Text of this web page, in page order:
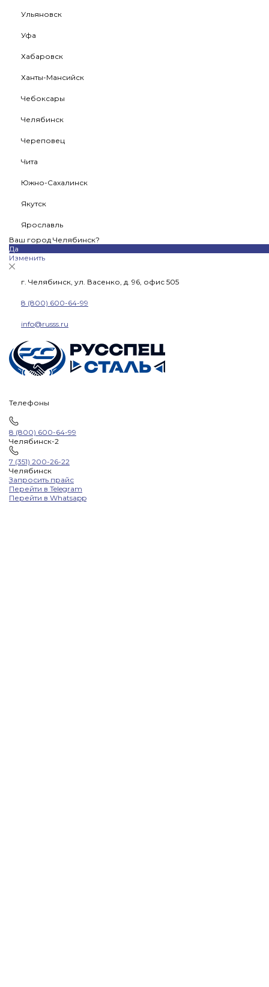
Ульяновск
Уфа
Хабаровск
Ханты-Мансийск
Чебоксары
Челябинск
Череповец
Чита
Южно-Сахалинск
Якутск
Ярославль
Ваш город Челябинск?
Да
Изменить
г. Челябинск, ул. Васенко, д. 96, офис 505
8 (800) 600-64-99
info@russs.ru
Телефоны
8 (800) 600-64-99
Челябинск-2
7 (351) 200-26-22
Челябинск
Запросить прайс
Перейти в Telegram
Перейти в Whatsapp